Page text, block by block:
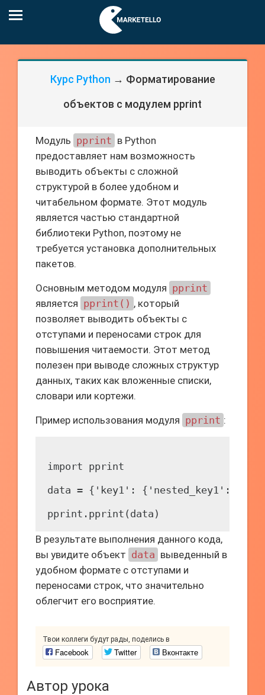
Курс Python → Форматирование
объектов с модулем pprint
Модуль pprint в Python
предоставляет нам возможность
выводить объекты с сложной
структурой в более удобном и
читабельном формате. Этот модуль
является частью стандартной
библиотеки Python, поэтому не
требуется установка дополнительных
пакетов.
Основным методом модуля pprint
является pprint() , который
позволяет выводить объекты с
отступами и переносами строк для
повышения читаемости. Этот метод
полезен при выводе сложных структур
данных, таких как вложенные списки,
словари или кортежи.
Пример использования модуля pprint :
import pprint
data = {'key1': {'nested_key1': [1,
В результате выполнения данного кода,
вы увидите объект data выведенный в
удобном формате с отступами и
переносами строк, что значительно
облегчит его восприятие.
Твои коллеги будут рады, поделись в
Facebook Twitter Вконтакте
Автор урока